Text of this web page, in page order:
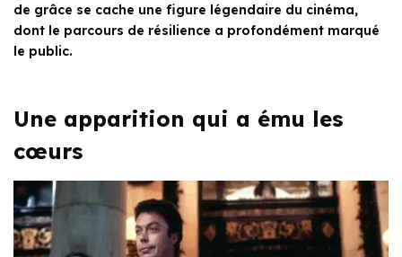
de grâce se cache une figure légendaire du cinéma,
dont le parcours de résilience a profondément marqué
le public.
Une apparition qui a ému les
cœurs